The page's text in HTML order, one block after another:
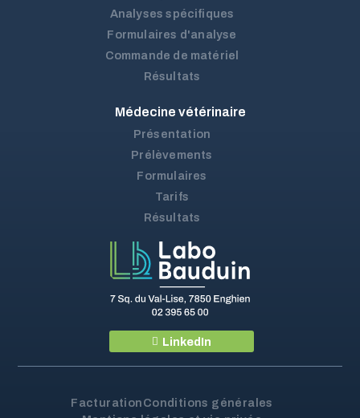
Analyses spécifiques
Formulaires d'analyse
Commande de matériel
Résultats
Médecine vétérinaire
Présentation
Prélèvements
Formulaires
Tarifs
Résultats
LinkedIn
FacturationConditions générales